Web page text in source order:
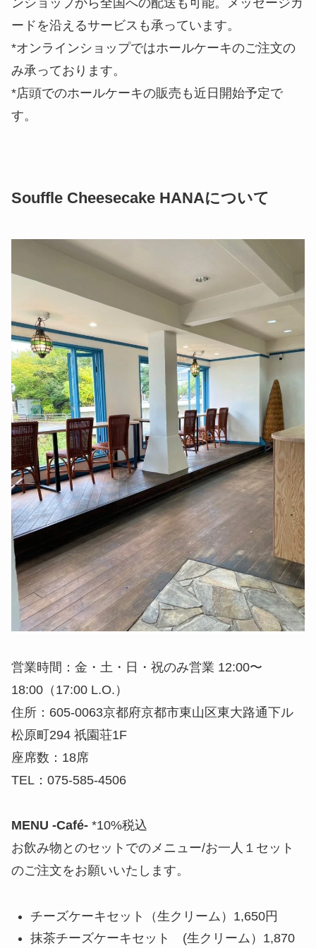
ンショップから全国への配送も可能。メッセージカ
ードを沿えるサービスも承っています。
*オンラインショップではホールケーキのご注文の
み承っております。
*店頭でのホールケーキの販売も近日開始予定で
す。
Souffle Cheesecake HANAについて
営業時間：金・土・日・祝のみ営業 12:00〜
18:00（17:00 L.O.）
住所：605-0063京都府京都市東山区東大路通下ル
松原町294 祇園荘1F
座席数：18席
TEL：075-585-4506
MENU -Café- *10%税込
お飲み物とのセットでのメニュー/お一人１セット
のご注文をお願いいたします。
チーズケーキセット（生クリーム）1,650円
抹茶チーズケーキセット (生クリーム）1,870